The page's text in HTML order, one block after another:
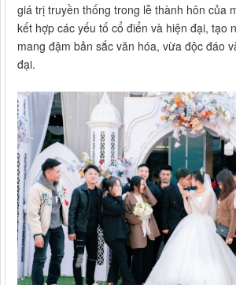
giá trị truyền thống trong lễ thành hôn của
kết hợp các yếu tố cổ điển và hiện đại, tạo
mang đậm bản sắc văn hóa, vừa độc đáo
đại.